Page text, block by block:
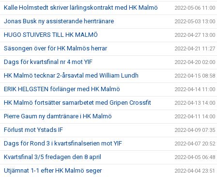
Kalle Holmstedt skriver lärlingskontrakt med HK Malmö 2022-05-06 11:00
Jonas Busk ny assisterande herrtränare 2022-05-03 13:00
HUGO STUIVERS TILL HK MALMÖ 2022-04-27 13:00
Säsongen över för HK Malmös herrar 2022-04-21 11:27
Dags för kvartsfinal nr 4 mot YIF 2022-04-20 02:00
HK Malmö tecknar 2-årsavtal med William Lundh 2022-04-15 08:58
ERIK HELGSTEN förlänger med HK Malmö 2022-04-14 11:00
HK Malmö fortsätter samarbetet med Gripen Crossfit 2022-04-13 14:00
Pierre Gaum ny damtränare i HK Malmö 2022-04-11 14:00
Förlust mot Ystads IF 2022-04-09 07:35
Dags för Rond 3 i kvartsfinalserien mot YIF 2022-04-07 20:52
Kvartsfinal 3/5 fredagen den 8 april 2022-04-05 06:48
Utjämnat 1-1 efter HK Malmö seger 2022-04-04 23:51